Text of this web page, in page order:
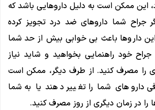
این ممکن است به دلیل داروهایی باشد که
جراح شما داروهای ضد درد تجویز کرده
داروها باعث بی خوابی بیش از حد شما
خود راهنمایی بخواهید و شاید نیاز
را مصرف کنید. از طرف دیگر، ممکن است
داروهای شما را تغییر دهند یا به شما
را در زمان دیگری از روز مصرف کنید.